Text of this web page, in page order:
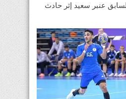
عنبر سعيد إثر حادث